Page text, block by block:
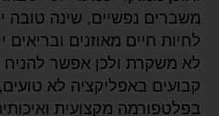
משברים נפשיים, שינה טובה
לחיות חיים מאוזנים
קבועים באפליקציה לא
בפלטפורמה מקצועית